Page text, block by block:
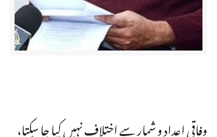
وفاقی اعداد و شمار سے اختلاف نہیں کیا جا سکتا،